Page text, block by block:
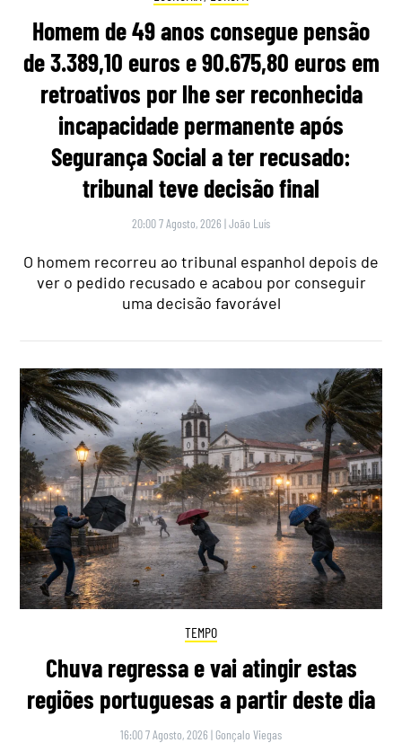
Homem de 49 anos consegue pensão
de 3.389,10 euros e 90.675,80 euros em
retroativos por lhe ser reconhecida
incapacidade permanente após
Segurança Social a ter recusado:
tribunal teve decisão final
20:00 7 Agosto, 2026 |João Luís
O homem recorreu ao tribunal espanhol depois de
ver o pedido recusado e acabou por conseguir
uma decisão favorável
TEMPO
Chuva regressa e vai atingir estas
regiões portuguesas a partir deste dia
16:00 7 Agosto, 2026 | Gonçalo Viegas